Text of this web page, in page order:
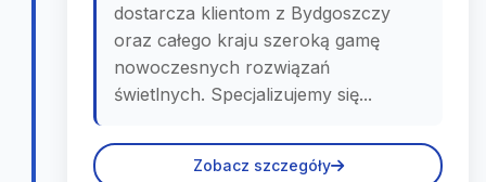
dostarcza klientom z Bydgoszczy
oraz całego kraju szeroką gamę
nowoczesnych rozwiązań
świetlnych. Specjalizujemy się...
Zobacz szczegóły